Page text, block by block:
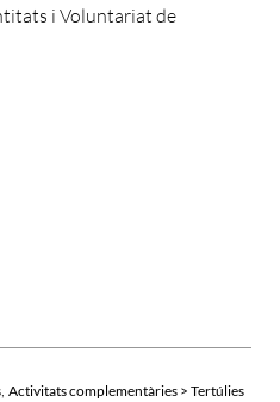
i Voluntariat de
Activitats complementàries > Tertúlies